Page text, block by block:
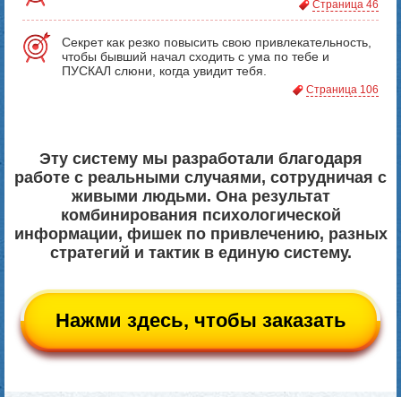
Страница 46
Секрет как резко повысить свою привлекательность,
чтобы бывший начал сходить с ума по тебе и
ПУСКАЛ слюни, когда увидит тебя.
Страница 106
Эту систему мы разработали благодаря
работе с реальными случаями, сотрудничая с
живыми людьми. Она результат
комбинирования психологической
информации, фишек по привлечению, разных
стратегий и тактик в единую систему.
Нажми здесь, чтобы заказать